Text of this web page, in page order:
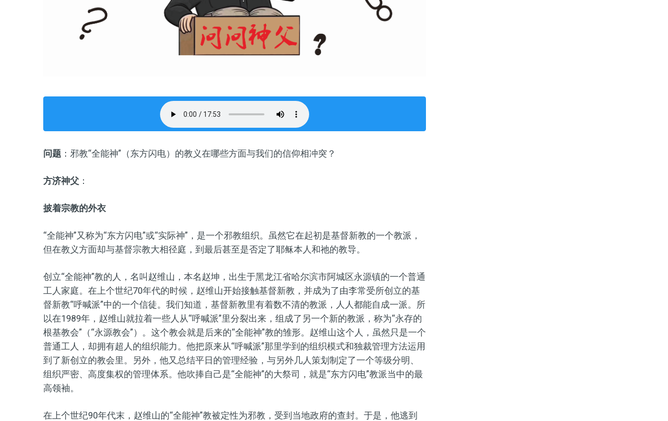
问题 ：邪教“全能神”（东方闪电）的教义在哪些方面与我们的信仰相冲突？
方济神父 ：
披着宗教的外衣
“全能神”又称为“东方闪电”或“实际神”，是一个邪教组织。虽然它在起初是基督新教的一个教派，
但在教义方面却与基督宗教大相径庭，到最后甚至是否定了耶稣本人和祂的教导。
创立“全能神”教的人，名叫 赵维山 ， 本名赵坤，出生于黑龙江省哈尔滨市阿城区永源镇的一个普通
工人家庭。 在 上个世纪70年代的时候 ，赵维山开始接触基督新教 ， 并成为了由李常受所创立的基
督新教“呼喊派”中的一个信徒。 我们知道，基督新教里有着数不清的教派，人人都能自成一派。所
以在1989年，赵维山就拉着一些人从“呼喊派”里分裂出来，组成了另一个新的教派，称为“永存的
根基教会”（“永源教会”）。 这个教会就是后来的“全能神”教的雏形。 赵维山这个人，虽然只是一个
普通工人，却拥有超人的组织能力。 他把原来从“呼喊派”那里学到的组织模式和独裁管理方法运用
到了新创立的教会里。另外， 他又 总结平日的管理经验 ， 与另外几人策划制定了一个等级分明、
组织严密、高度集权的管理体系。 他吹捧自己是“全能神”的大祭司，就是“东方闪电”教派当中的最
高领袖。
在上个世纪90年代末， 赵维山的“全能神”教被定性为邪教， 受到当地政府的查封。于是，他逃到